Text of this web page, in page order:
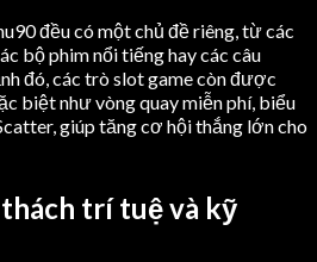
đều có một chủ đề riêng, từ các
bộ phim nổi tiếng hay các câu
đó, các trò slot game còn được
biệt như vòng quay miễn phí, biểu
giúp tăng cơ hội thắng lớn cho
trí tuệ và kỹ